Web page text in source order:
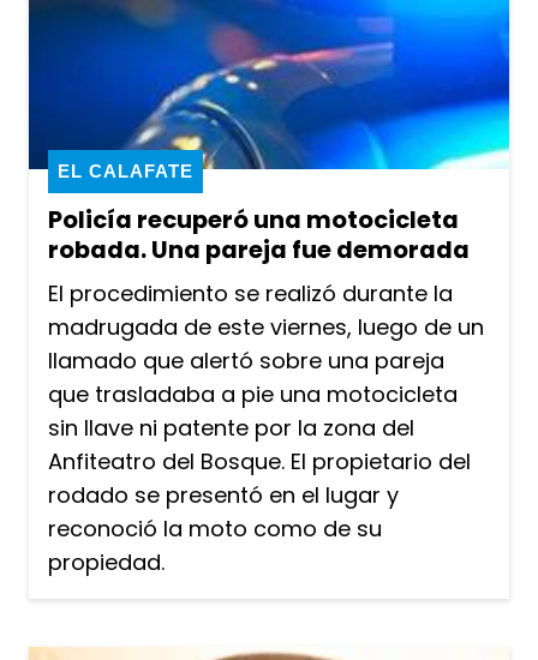
Policía recuperó una motocicleta
robada. Una pareja fue demorada
EL CALAFATE
El procedimiento se realizó durante la
madrugada de este viernes, luego de un
llamado que alertó sobre una pareja
que trasladaba a pie una motocicleta
sin llave ni patente por la zona del
Anfiteatro del Bosque. El propietario del
rodado se presentó en el lugar y
reconoció la moto como de su
propiedad.